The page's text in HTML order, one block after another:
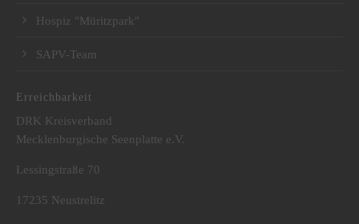
Hospiz "Müritzpark"
SAPV-Team
Erreichbarkeit
DRK Kreisverband
Mecklenburgische Seenplatte e.V.
Lessingstraße 70
17235 Neustrelitz